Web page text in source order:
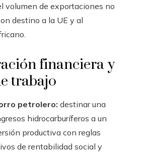
volumen de exportaciones no
destino a la UE y al
financiera y
trabajo
petrolero: destinar una
hidrocarburíferos a un
productiva con reglas
de rentabilidad social y